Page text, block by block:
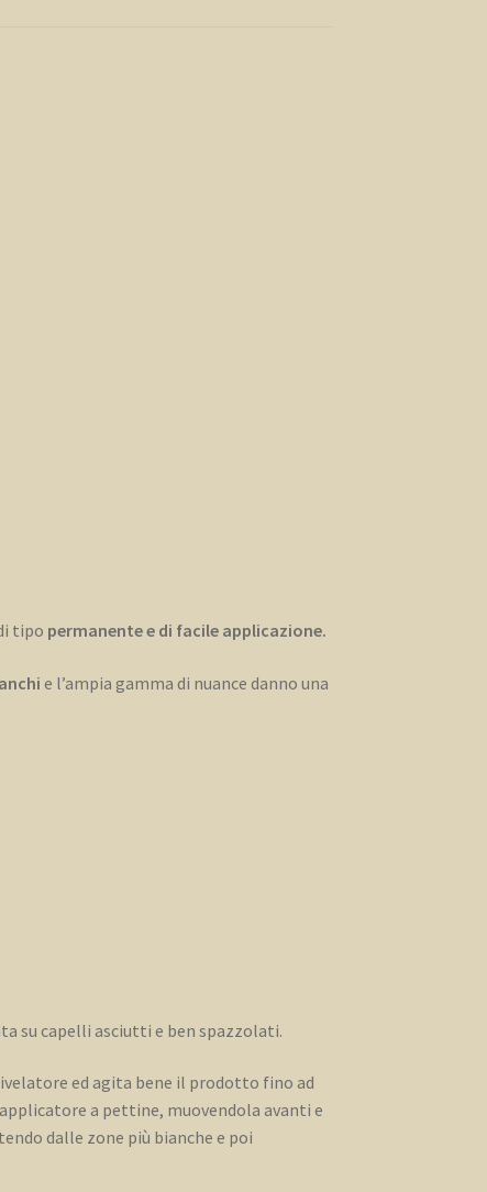
tipo permanente e di facile applicazione.
e l’ampia gamma di nuance danno una
su capelli asciutti e ben spazzolati.
ed agita bene il prodotto fino ad
a pettine, muovendola avanti e
dalle zone più bianche e poi